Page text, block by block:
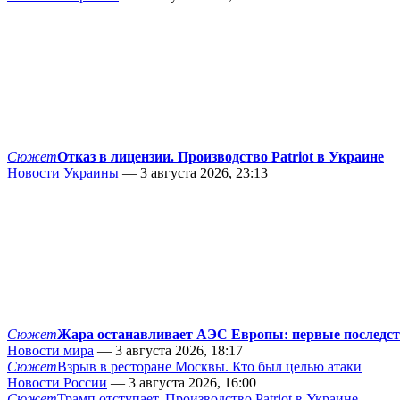
СюжетОтказ в лицензии. Производство Patriot в Украине
Новости Украины — 3 августа 2026, 23:13
СюжетЖара останавливает АЭС Европы: первые
Новости мира — 3 августа 2026, 18:17
СюжетВзрыв в ресторане Москвы. Кто был целью атаки
Новости России — 3 августа 2026, 16:00